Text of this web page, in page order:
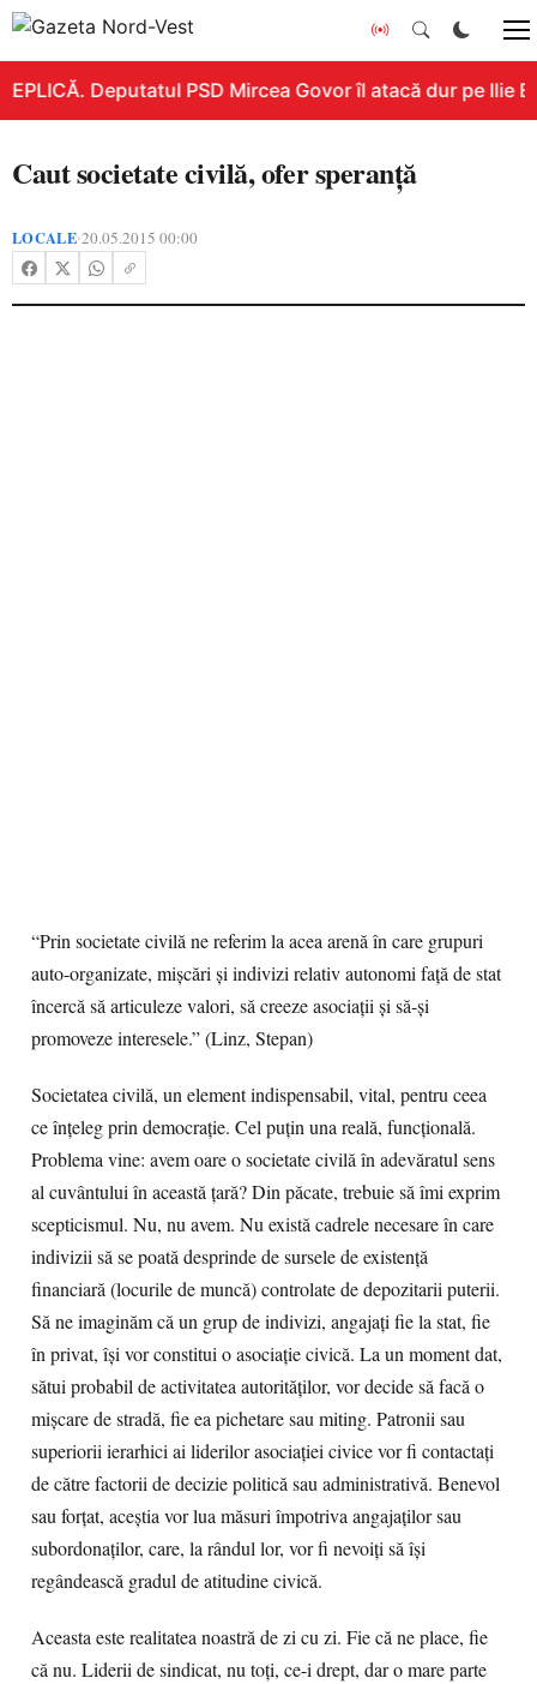
Deputatul PSD Mircea Govor îl atacă dur pe Ilie
Caut societate civilă, ofer speranţă
LOCALE•20.05.2015 00:00
“Prin societate civilă ne referim la acea arenă în care grupuri
auto-organizate, mişcări şi indivizi relativ autonomi faţă de stat
încercă să articuleze valori, să creeze asociaţii şi să-şi
promoveze interesele.” (Linz, Stepan)
Societatea civilă, un element indispensabil, vital, pentru ceea
ce înţeleg prin democraţie. Cel puţin una reală, funcţională.
Problema vine: avem oare o societate civilă în adevăratul sens
al cuvântului în această ţară? Din păcate, trebuie să îmi exprim
scepticismul. Nu, nu avem. Nu există cadrele necesare în care
indivizii să se poată desprinde de sursele de existenţă
financiară (locurile de muncă) controlate de depozitarii puterii.
Să ne imaginăm că un grup de indivizi, angajaţi fie la stat, fie
în privat, îşi vor constitui o asociaţie civică. La un moment dat,
sătui probabil de activitatea autorităţilor, vor decide să facă o
mişcare de stradă, fie ea pichetare sau miting. Patronii sau
superiorii ierarhici ai liderilor asociaţiei civice vor fi contactaţi
de către factorii de decizie politică sau administrativă. Benevol
sau forţat, aceştia vor lua măsuri împotriva angajaţilor sau
subordonaţilor, care, la rândul lor, vor fi nevoiţi să îşi
regândească gradul de atitudine civică.
Aceasta este realitatea noastră de zi cu zi. Fie că ne place, fie
că nu. Liderii de sindicat, nu toţi, ce-i drept, dar o mare parte